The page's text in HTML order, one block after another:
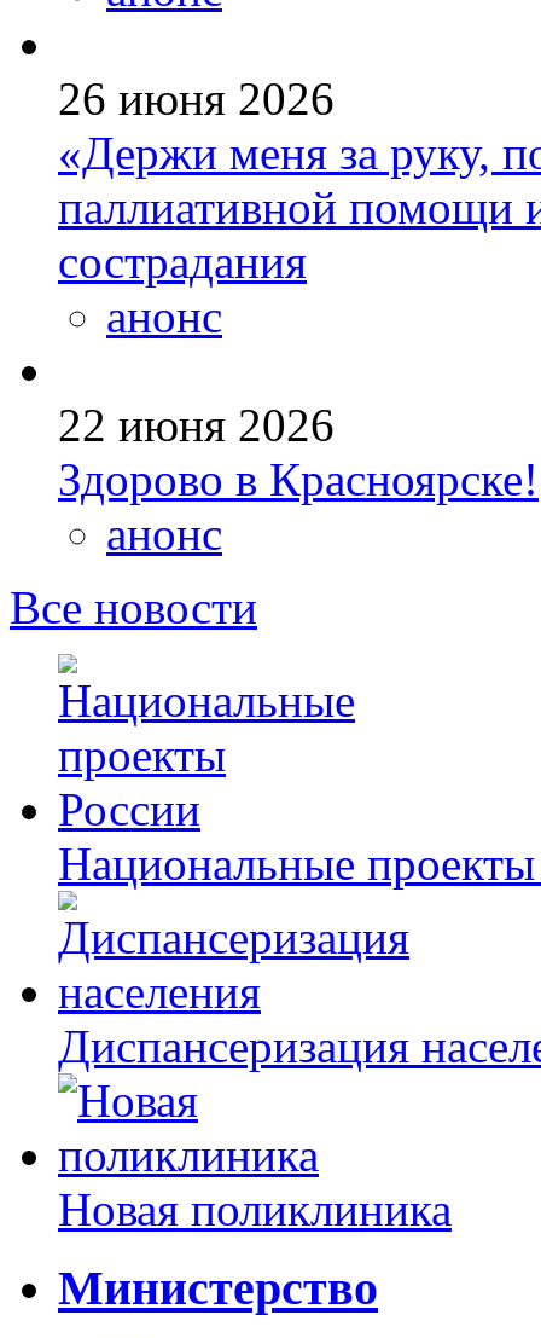
26 июня 2026
«Держи меня за руку,
паллиативной помощи
сострадания
анонс
22 июня 2026
Здорово в Красноярске!
анонс
Все новости
Национальные
Диспансеризация
Новая поликлиника
Министерство